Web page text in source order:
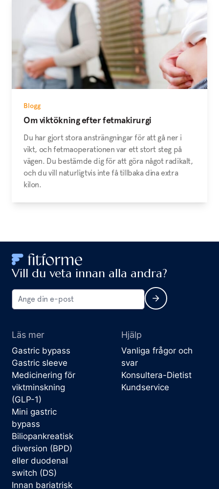
Blogg
Om viktökning efter fetmakirurgi
Du har gjort stora ansträngningar för att gå ner i
vikt, och fetmaoperationen var ett stort steg på
vägen. Du bestämde dig för att göra något radikalt,
och du vill naturligtvis inte få tillbaka dina extra
kilon.
Vill du veta innan alla andra?
Läs mer
Gastric bypass
Gastric sleeve
Medicinering för
viktminskning
(GLP-1)
Mini gastric
bypass
Biliopankreatisk
diversion (BPD)
eller duodenal
switch (DS)
Innan bariatrisk
Hjälp
Vanliga frågor och
svar
Konsultera-Dietist
Kundservice